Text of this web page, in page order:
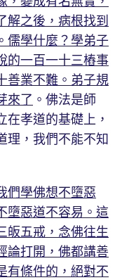
解之後，病根找到
儒學什麼？學弟子
的一百一十三樁事
善業不難。弟子規
來了 。佛法是師
孝道的基礎上，
理，我們不能不知
們學佛想不墮惡
墮惡道不容易。這
皈五戒，念佛往生
論打開，佛都講善
有條件的，絕對不